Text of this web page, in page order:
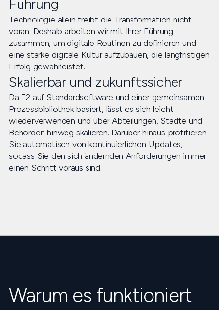
Führung
Technologie allein treibt die Transformation nicht
voran. Deshalb arbeiten wir mit Ihrer Führung
zusammen, um digitale Routinen zu definieren und
eine starke digitale Kultur aufzubauen, die langfristigen
Erfolg gewährleistet.
Skalierbar und zukunftssicher
Da F2 auf Standardsoftware und einer gemeinsamen
Prozessbibliothek basiert, lässt es sich leicht
wiederverwenden und über Abteilungen, Städte und
Behörden hinweg skalieren. Darüber hinaus profitieren
Sie automatisch von kontinuierlichen Updates,
sodass Sie den sich ändernden Anforderungen immer
einen Schritt voraus sind.
Warum es funktioniert